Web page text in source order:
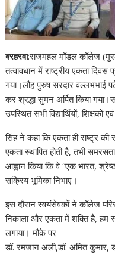
बरहरवा:राजमहल मॉडल कॉलेज
तत्वावधान में राष्ट्रीय एकता दिवस
गया।लौह पुरुष सरदार वल्लभभाई
कर श्रद्धा सुमन अर्पित किया
उपस्थित सभी विद्यार्थियों, शिक्षकों
सिंह ने कहा कि एकता ही राष्ट्र
एकता स्थापित होती है, तभी
आह्वान किया कि वे “एक भारत,
सक्रिय भूमिका निभाए।
इस दौरान स्वयंसेवकों ने कॉलेज
निकाला और एकता में शक्ति है, हम
लगाया। मौके पर
डॉ. रमजान अली,डॉ. अमित कुमार,